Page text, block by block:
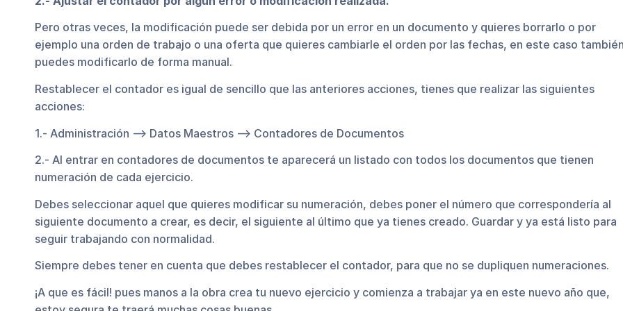
Pero otras veces, la modificación puede ser debida por un error en un documento y quieres borrarlo o por
ejemplo una orden de trabajo o una oferta que quieres cambiarle el orden por las fechas, en este caso
puedes modificarlo de forma manual.
Restablecer el contador es igual de sencillo que las anteriores acciones, tienes que realizar las siguientes
acciones:
1.- Administración –> Datos Maestros –> Contadores de Documentos
2.- Al entrar en contadores de documentos te aparecerá un listado con todos los documentos que tienen
numeración de cada ejercicio.
Debes seleccionar aquel que quieres modificar su numeración, debes poner el número que correspondería al
siguiente documento a crear, es decir, el siguiente al último que ya tienes creado. Guardar y ya está listo para
seguir trabajando con normalidad.
Siempre debes tener en cuenta que debes restablecer el contador, para que no se dupliquen numeraciones.
¡A que es fácil! pues manos a la obra crea tu nuevo ejercicio y comienza a trabajar ya en este nuevo año que,